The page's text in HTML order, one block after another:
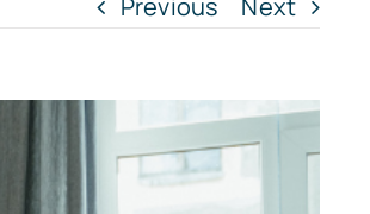
Previous Next